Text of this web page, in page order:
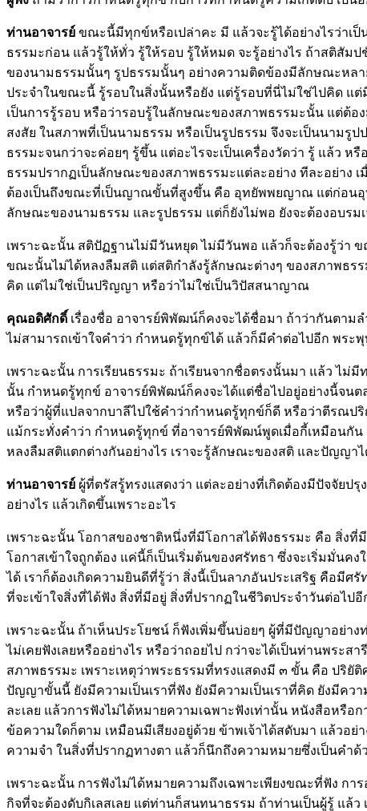
ท่านอาจารย์ ขณะนี้มีทุกข์หรือเปล่าคะ มี แล้วจะรู้ได้อย่างไรว่าเ
ธรรมะก่อน แล้วรู้ให้ทั่ว รู้ให้รอบ รู้ให้หมด จะรู้อย่างไร ถ้าสติสั
ของนามธรรมนั้นๆ รูปธรรมนั้นๆ อย่างความติดข้องมีลักษณะหลา
ประจำในขณะนี้ รู้รอบในสิ่งนั้นหรือยัง แต่รู้รอบที่นี่ไม่ใช่ไปคิด แต่
เป็นการรู้รอบ หรือว่ารอบรู้ในลักษณะของสภาพธรรมะนั้น แต่ต้
สงสัย ในสภาพที่เป็นนามธรรม หรือเป็นรูปธรรม จึงจะเป็นนามรู
ธรรมะจนกว่าจะค่อยๆ รู้ขึ้น แต่อะไรจะเป็นเครื่องวัดว่า รู้ แล้ว
ธรรมปรากฏเป็นลักษณะของสภาพธรรมะแต่ละอย่าง ทีละอย่าง
ต้องเป็นถึงขณะที่เป็นญาณขั้นที่สูงขึ้น คือ อุทยัพพยญาณ แต่ก่อนอุ
ลักษณะของนามธรรม และรูปธรรม แต่ก็ยังไม่พอ ยังจะต้องอบร
เพราะฉะนั้น สติปัฏฐานไม่มีวันหยุด ไม่มีวันพอ แล้วก็จะต้องรู้ว่
ขณะนั้นไม่ได้หลงลืมสติ แต่สติกำลังรู้ลักษณะต่างๆ ของสภาพธรร
คิด แต่ไม่ใช่เป็นปริญญา หรือว่าไม่ใช่เป็นวิปัสสนาญาณ
คุณอดิศักดิ์ เรื่องชื่อ อาจารย์พิพัฒน์ก็คงจะได้ชื่อมา ถ้าว่ากันตาม
ไม่สามารถเข้าใจคำว่า กำหนดรู้ทุกข์ได้ แล้วก็มีคำต่อไปอีก พร
เพราะฉะนั้น การเรียนธรรมะ ถ้าเรียนจากชื่อตรงนั้นมา แล้ว ไม่มี
นั้น กำหนดรู้ทุกข์ อาจารย์พิพัฒน์ก็คงจะได้แต่ชื่อไปอยู่อย่างนี้จนต
หรือว่าผู้ที่แปลจากบาลีไปใช้คำว่ากำหนดรู้ทุกข์ก็ดี หรือว่าตีรณ
แม้กระทั่งคำว่า กำหนดรู้ทุกข์ ที่อาจารย์พิพัฒน์พูดเมื่อกี้เหมือนกัน
หลงลืมสติแตกต่างกันอย่างไร เราจะรู้ลักษณะของสติ และปัญญา
ท่านอาจารย์ ผู้ที่ตรัสรู้ทรงแสดงว่า แต่ละอย่างที่เกิดต้องมีปัจจัยป
อย่างไร แล้วเกิดขึ้นเพราะอะไร
เพราะฉะนั้น โอกาสของชาติหนึ่งที่มีโอกาสได้ฟังธรรมะ คือ สิ่ง
โอกาสเข้าใจถูกต้อง แค่นี้ก็เป็นเริ่มต้นของศรัทธา ซึ่งจะเริ่มมั่นค
ได้ เราก็ต้องเกิดความยินดีที่รู้ว่า สิ่งนี้เป็นลาภอันประเสริฐ คือมีศ
ที่จะเข้าใจสิ่งที่ได้ฟัง สิ่งที่มีอยู่ สิ่งที่ปรากฏในชีวิตประจำวันต่อไปอี
เพราะฉะนั้น ถ้าเห็นประโยชน์ ก็ฟังเพิ่มขึ้นบ่อยๆ ผู้ที่มีปัญญาอย่า
ไม่เคยฟังเลยหรืออย่างไร หรือว่าถอยไป กว่าจะได้เป็นท่านพระ
สภาพธรรมะ เพราะเหตุว่าพระธรรมที่ทรงแสดงมี ๓ ขั้น คือ ปริยั
ปัญญาขั้นนี้ ยังมีความเป็นเราที่ฟัง ยังมีความเป็นเราที่คิด ยังมีคว
ละเลย แล้วการฟังไม่ได้หมายความเฉพาะฟังเท่านั้น หนังสือหรือ
ข้อความใดก็ตาม เหมือนมีเสียงอยู่ด้วย ข้าพเจ้าได้สดับมา แล้วอ
ความจำ ในสิ่งที่ปรากฏทางตา แล้วก็นึกถึงความหมายซึ่งเป็นคำด้
เพราะฉะนั้น การฟังไม่ได้หมายความถึงเฉพาะเพียงขณะที่ฟัง ก
กิจที่จะต้องดับกิเลสเลย แต่ท่านก็สนทนาธรรม ถ้าท่านเป็นผู้รู้ แ